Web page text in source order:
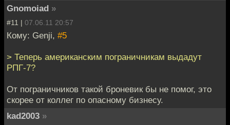
Gnomoiad »
#11 | 07.06.11 20:57
Кому: Genji, #5
> Теперь американским пограничникам выдадут
РПГ-7?
От пограничников такой броневик бы не помог, это
скорее от коллег по опасному бизнесу.
kad2003 »